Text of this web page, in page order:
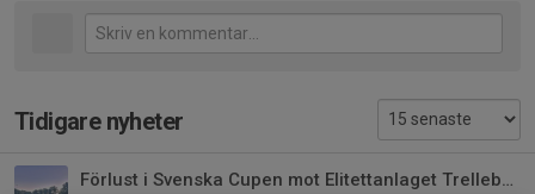
Tidigare nyheter
Förlust i Svenska Cupen mot Elitettanlaget Trelleborgs FF